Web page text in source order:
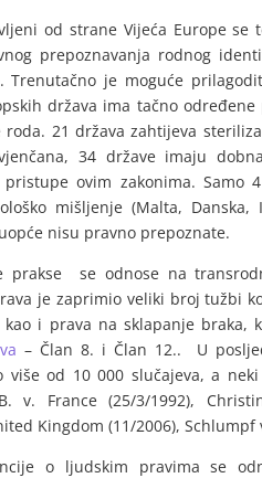
od strane Vijeća Europe
prepoznavanja rodnog
Trenutačno je moguće
država ima tačno
21 država zahtijeva
34 države imaju
ovim zakonima. Samo
mišljenje (Malta, Danska,
nisu pravno prepoznate.
prakse se odnose na
je zaprimio veliki broj tužbi
i prava na sklapanje braka,
– Član 8. i Član 12.. U
više od 10 000 slučajeva, a
v. France (25/3/1992),
Kingdom (11/2006),
o ljudskim pravima se